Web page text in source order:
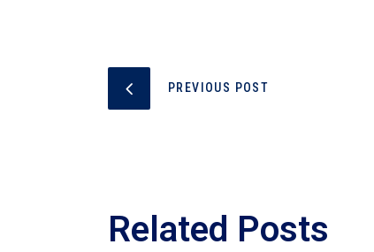
PREVIOUS POST
Related Posts